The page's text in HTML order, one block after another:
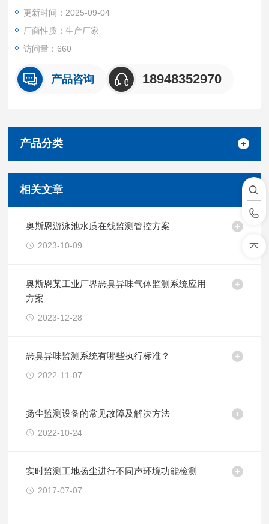
更新时间：2025-09-04
厂商性质：生产厂家
访问量：660
产品咨询 18948352970
产品分类
相关文章
奥斯恩游泳池水质在线监测管控方案
2023-10-09
奥斯恩某工业厂界恶臭异味气体监测系统应用
方案
2023-12-28
恶臭异味监测系统有哪些执行标准？
2022-11-07
扬尘监测设备的常见故障及解决方法
2022-10-24
实时监测工地扬尘进行不同声环境功能检测
2017-07-07